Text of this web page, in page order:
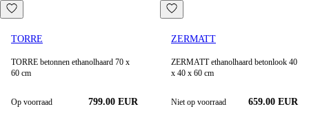
TORRE
TORRE betonnen ethanolhaard 70 x
60 cm
Op voorraad 799.00 EUR
ZERMATT
ZERMATT ethanolhaard betonlook 40
x 40 x 60 cm
Niet op voorraad 659.00 EUR